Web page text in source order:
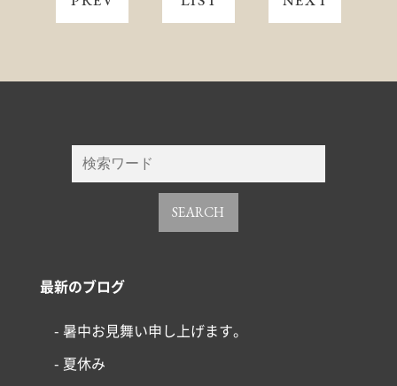
コンセプト
アイフルホームについて
リフォーム・リノベーション
SEARCH
最新のブログ
- 暑中お見舞い申し上げます。
- 夏休み